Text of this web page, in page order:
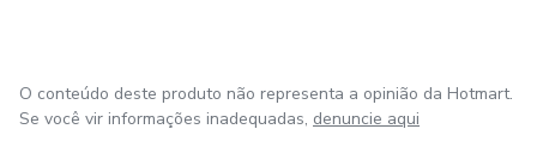
O conteúdo deste produto não representa a opinião da Hotmart.
Se você vir informações inadequadas, denuncie aqui